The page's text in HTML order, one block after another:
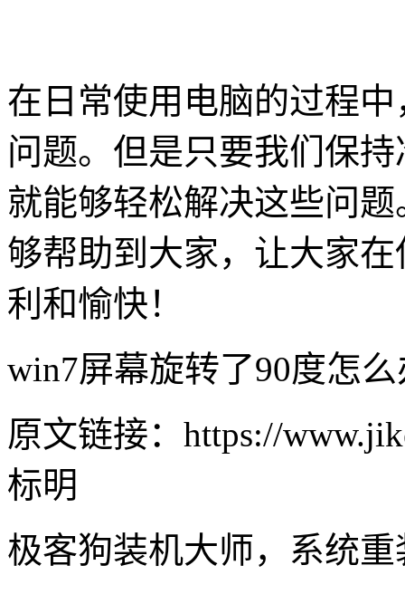
在日常使用电脑的过程
问题。但是只要我们保
就能够轻松解决这些问
够帮助到大家，让大家
利和愉快！
win7屏幕旋转了90度怎么
原文链接：https://
标明
极客狗装机大师，系统